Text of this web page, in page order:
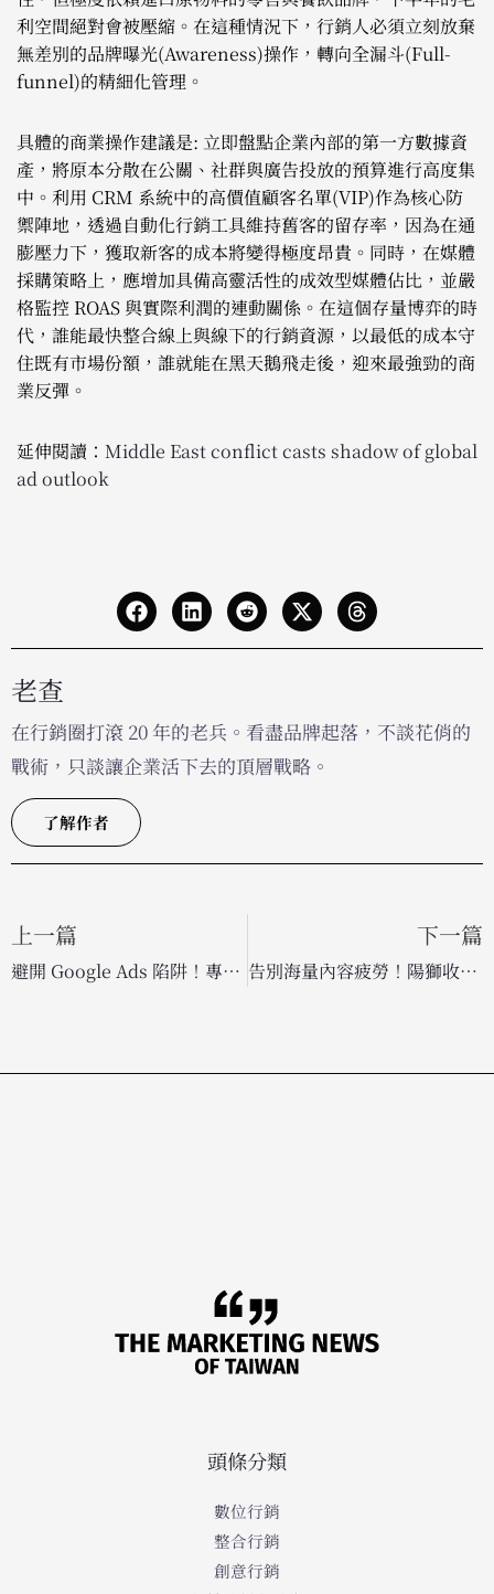
利空間絕對會被壓縮。在這種情況下，行銷人必須立刻放棄
無差別的品牌曝光(Awareness)操作，轉向全漏斗(Full-
funnel)的精細化管理。
具體的商業操作建議是: 立即盤點企業內部的第一方數據資
產，將原本分散在公關、社群與廣告投放的預算進行高度集
中。利用 CRM 系統中的高價值顧客名單(VIP)作為核心防
禦陣地，透過自動化行銷工具維持舊客的留存率，因為在通
膨壓力下，獲取新客的成本將變得極度昂貴。同時，在媒體
採購策略上，應增加具備高靈活性的成效型媒體佔比，並嚴
格監控 ROAS 與實際利潤的連動關係。在這個存量博弈的時
代，誰能最快整合線上與線下的行銷資源，以最低的成本守
住既有市場份額，誰就能在黑天鵝飛走後，迎來最強勁的商
業反彈。
延伸閱讀： Middle East conflict casts shadow of global
ad outlook
老查
在行銷圈打滾 20 年的老兵。看盡品牌起落，不談花俏的
戰術，只談讓企業活下去的頂層戰略。
了解作者
上一篇
避開 Google Ads 陷阱！專家揭露導致廣告成效慘跌的「隱藏設定」與地雷建議
下一篇
告別海量內容疲勞！陽獅收購 AI 新創 AdgeAI，用數據精準捕捉高轉化創意
頭條分類
數位行銷
整合行銷
創意行銷